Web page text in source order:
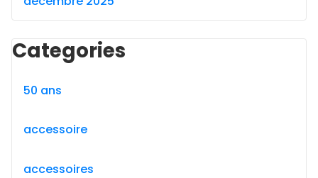
Categories
50 ans
accessoire
accessoires